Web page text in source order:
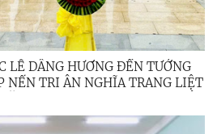
LỄ DÂNG HƯƠNG ĐỀN TƯỞNG
NẾN TRI ÂN NGHĨA TRANG LIỆT